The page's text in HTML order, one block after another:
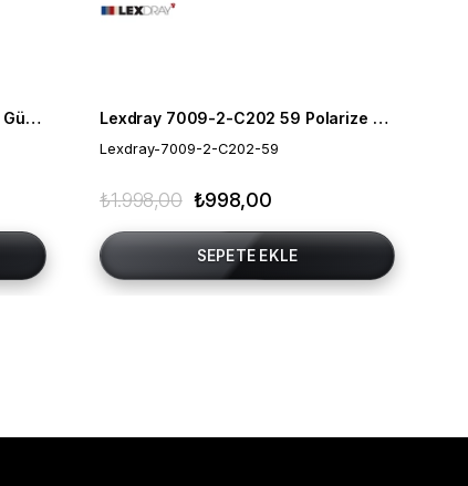
Zen Mılano ZM524-06 61 Bayan Güneş Gözlüğü Lexdray 7009-2-C202 59 Polarize Bayan Güneş Gözlügü
Lexdray-7009-2-C202-59
₺998,00
₺1.998,00
SEPETE EKLE